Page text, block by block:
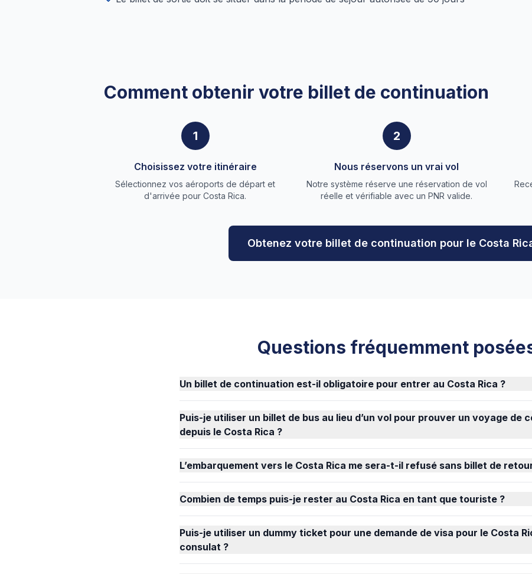
Comment obtenir votre billet de continuation
1
Choisissez votre itinéraire
Sélectionnez vos aéroports de départ et
d'arrivée pour Costa Rica.
2
Nous réservons un vrai vol
Notre système réserve une réservation de vol
réelle et vérifiable avec un PNR valide.
Obtenez votre billet de continuation pour le Costa
Questions fréquemment
Un billet de continuation est-il obligatoire pour entrer au Costa Rica ?
Puis-je utiliser un billet de bus au lieu d’un vol pour prouver un voyage de
depuis le Costa Rica ?
L’embarquement vers le Costa Rica me sera-t-il refusé sans billet de
Combien de temps puis-je rester au Costa Rica en tant que touriste ?
Puis-je utiliser un dummy ticket pour une demande de visa pour le Costa
consulat ?